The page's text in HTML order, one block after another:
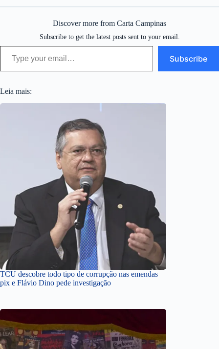
Discover more from Carta Campinas
Subscribe to get the latest posts sent to your email.
Type your email…
Subscribe
Leia mais:
TCU descobre todo tipo de corrupção nas emendas
pix e Flávio Dino pede investigação